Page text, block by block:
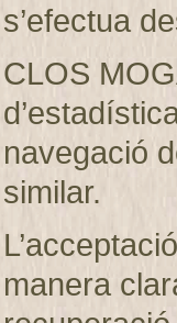
s’efectua
CLOS
navegació
similar.
manera